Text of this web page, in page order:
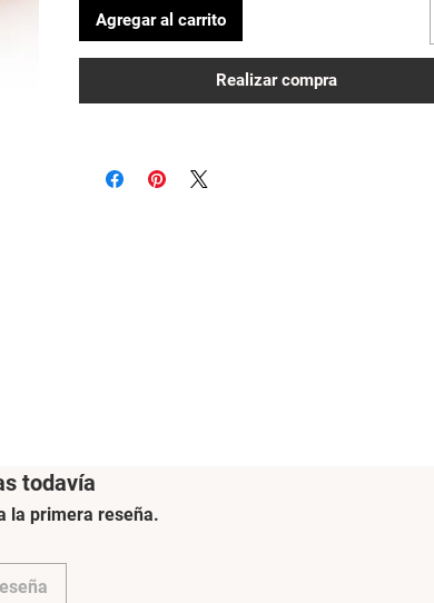
Agregar al carrito
Realizar compra
todavía
la primera reseña.